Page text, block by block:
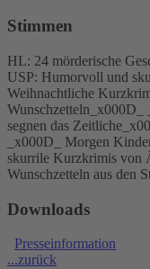
Stimmen
HL: 24 mörderische
USP: Humorvoll und
Weihnachtliche
segnen das
_x000D_ Morgen
skurrile Kurzkrimis von
Wunschzetteln aus den
Downloads
Presseinformation
...zurück